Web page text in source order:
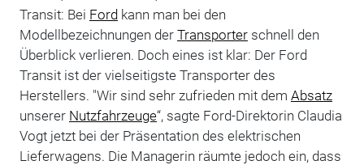
Transit: Bei Fordkann man bei den
Modellbezeichnungen der Transporterschnell den
Überblick verlieren. Doch eines ist klar: Der Ford
Transit ist der vielseitigste Transporter des
Herstellers. "Wir sind sehr zufrieden mit dem Absatz
unserer Nutzfahrzeuge“, sagte Ford-Direktorin Claudia
Vogt jetzt bei der Präsentation des elektrischen
Lieferwagens. Die Managerin räumte jedoch ein, dass